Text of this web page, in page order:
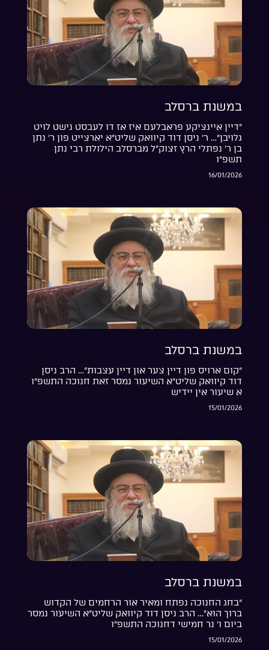
במשנת ברסלב
“דיין איינציקע פראבלעם איז אז דו לעבסט נישט לויט
גלויבן”… ר’ ניסן דוד קיוואק שליט”א יארצייט פון ר’ נתן
בן ר’ נפתלי הרץ זצוק”ל מברסלב הילולת רבי נתן
תשפ”ו
16/01/2026
במשנת ברסלב
“קום ארויס פון דיין צער און דיין עצבות”… הרב ניסן
דוד קיוואק שליט”א השיעור נמסר זאת חנוכה התשפ”ו
א שיעור אין יידיש
15/01/2026
במשנת ברסלב
“בחג החנוכה נפתח ומאיר אור הרחמים של הקדוש
ברוך הוא”… הרב ניסן דוד קיוואק שליט”א השיעור נמסר
ביום ו’ נר חמישי דחנוכה התשפ”ו
15/01/2026